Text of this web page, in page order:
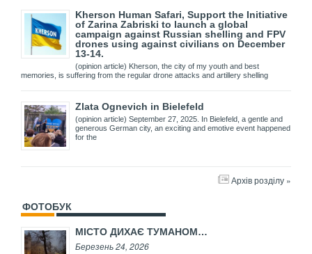
Kherson Human Safari, Support the Initiative
of Zarina Zabriski to launch a global
campaign against Russian shelling and FPV
drones using against civilians on December
13-14.
(opinion article) Kherson, the city of my youth and best
memories, is suffering from the regular drone attacks and artillery shelling
Zlata Ognevich in Bielefeld
(opinion article) September 27, 2025. In Bielefeld, a gentle and
generous German city, an exciting and emotive event happened
for the
Архів розділу »
ФОТОБУК
МІСТО ДИХАЄ ТУМАНОМ…
Березень 24, 2026